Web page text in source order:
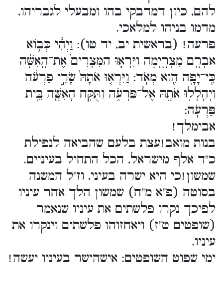
להם, כיון דמדבקי בהו ומבעלי לגבריהו,
מדמו בניהו למלאכי.
פרעה! (בראשית יב, יד טו): וַיְהִ֕י כְּב֥וֹא
אַבְרָ֖ם מִצְרָ֑יְמָה וַיִּרְא֤וּ הַמִּצְרִים֙ אֶת־הָ֣אִשָּׁ֔ה
כִּֽי־יָפָ֥ה הִ֖וא מְאֹֽד: וַיִּרְא֤וּ אֹתָהּ֙ שָׂרֵ֣י פַרְעֹ֔ה
וַיְהַֽלְל֥וּ אֹתָ֖הּ אֶל־פַּרְעֹ֑ה וַתֻּקַּ֥ח הָאִשָּׁ֖ה בֵּ֥ית
פַּרְעֹֽה:
אבימלך!
בנות מואב!עצת בלעם שהביאה לנפילת
כ"ד אלף מישראל, הכל התחיל בעיניים.
שמשון!כי היא ישרה בעיני, וז"ל המשנה
בסוטה (פ"א מ"ח) שמשון הלך אחר עיניו
לפיכך נקרו פלשתים את עיניו שנאמר
(שופטים ט"ז) ויאחזוהו פלשתים וינקרו את
עיניו.
ימי שפוט השופטים: אישהישר בעיניו יעשה!